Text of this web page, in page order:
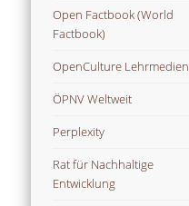
Open Factbook (World
Factbook)
OpenCulture Lehrmedien
ÖPNV Weltweit
Perplexity
Rat für Nachhaltige
Entwicklung